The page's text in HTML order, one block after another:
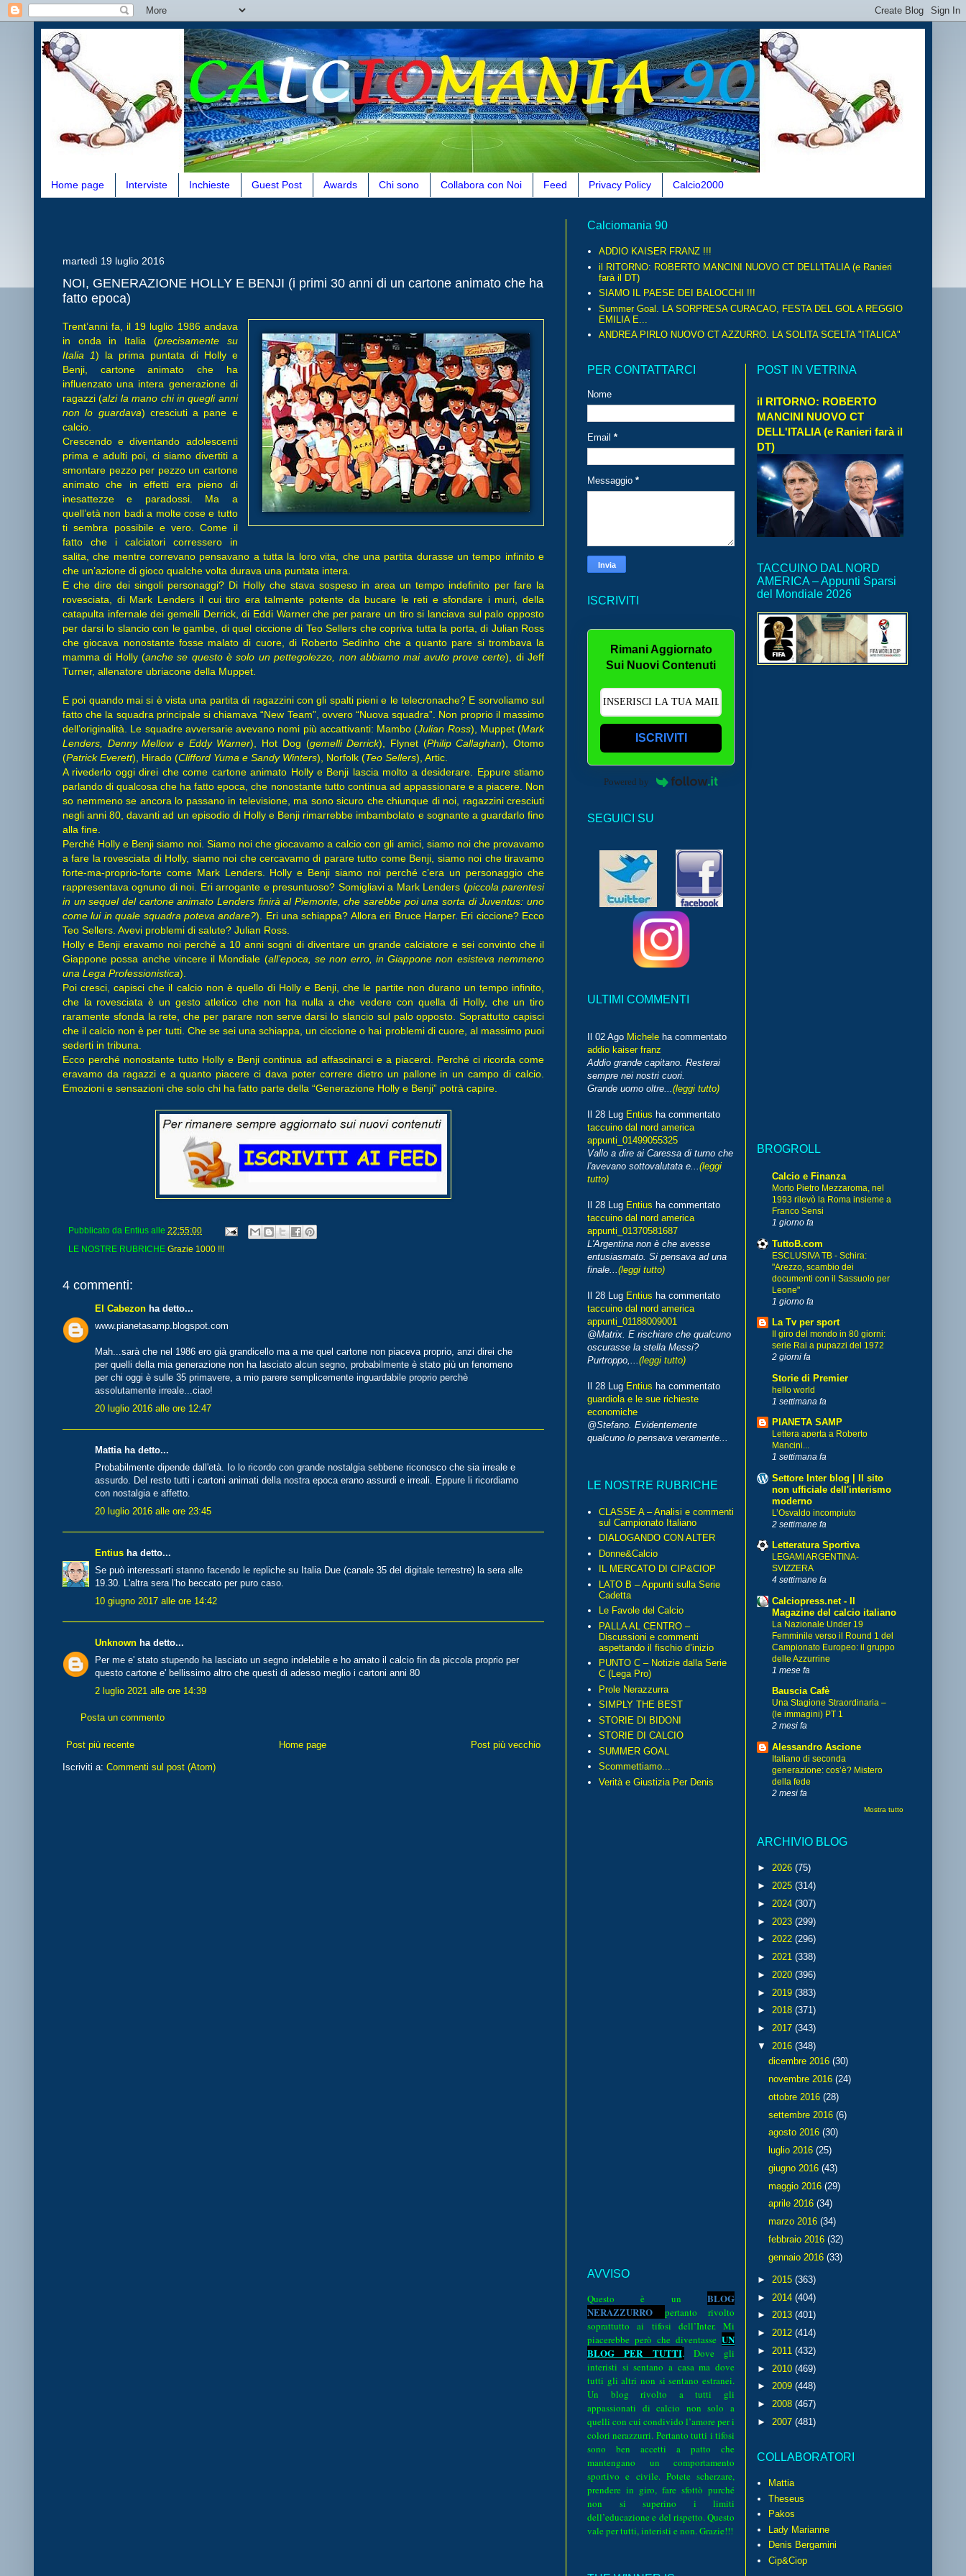
Home page Interviste Inchieste Guest Post Awards Chi sono Collabora con Noi Feed Privacy Policy Calcio2000
martedì 19 luglio 2016
NOI, GENERAZIONE HOLLY E BENJI (i primi 30 anni di un cartone animato che ha
fatto epoca)
Trent’anni fa, il 19 luglio 1986 andava
in onda in Italia (precisamente su
Italia 1) la prima puntata di Holly e
Benji, cartone animato che ha
influenzato una intera generazione di
ragazzi (alzi la mano chi in quegli anni
non lo guardava) cresciuti a pane e
calcio.
Crescendo e diventando adolescenti
prima e adulti poi, ci siamo divertiti a
smontare pezzo per pezzo un cartone
animato che in effetti era pieno di
inesattezze e paradossi. Ma a
quell’età non badi a molte cose e tutto
ti sembra possibile e vero. Come il
fatto che i calciatori corressero in
salita, che mentre correvano pensavano a tutta la loro vita, che una partita durasse un tempo infinito e
che un’azione di gioco qualche volta durava una puntata intera.
E che dire dei singoli personaggi? Di Holly che stava sospeso in area un tempo indefinito per fare la
rovesciata, di Mark Lenders il cui tiro era talmente potente da bucare le reti e sfondare i muri, della
catapulta infernale dei gemelli Derrick, di Eddi Warner che per parare un tiro si lanciava sul palo opposto
per darsi lo slancio con le gambe, di quel ciccione di Teo Sellers che copriva tutta la porta, di Julian Ross
che giocava nonostante fosse malato di cuore, di Roberto Sedinho che a quanto pare si trombava la
mamma di Holly (anche se questo è solo un pettegolezzo, non abbiamo mai avuto prove certe), di Jeff
Turner, allenatore ubriacone della Muppet.
E poi quando mai si è vista una partita di ragazzini con gli spalti pieni e le telecronache? E sorvoliamo sul
fatto che la squadra principale si chiamava “New Team”, ovvero “Nuova squadra”. Non proprio il massimo
dell’originalità. Le squadre avversarie avevano nomi più accattivanti: Mambo (Julian Ross), Muppet (Mark
Lenders, Denny Mellow e Eddy Warner), Hot Dog (gemelli Derrick), Flynet (Philip Callaghan), Otomo
(Patrick Everett), Hirado (Clifford Yuma e Sandy Winters), Norfolk (Teo Sellers), Artic.
A rivederlo oggi direi che come cartone animato Holly e Benji lascia molto a desiderare. Eppure stiamo
parlando di qualcosa che ha fatto epoca, che nonostante tutto continua ad appassionare e a piacere. Non
so nemmeno se ancora lo passano in televisione, ma sono sicuro che chiunque di noi, ragazzini cresciuti
negli anni 80, davanti ad un episodio di Holly e Benji rimarrebbe imbambolato e sognante a guardarlo fino
alla fine.
Perché Holly e Benji siamo noi. Siamo noi che giocavamo a calcio con gli amici, siamo noi che provavamo
a fare la rovesciata di Holly, siamo noi che cercavamo di parare tutto come Benji, siamo noi che tiravamo
forte-ma-proprio-forte come Mark Lenders. Holly e Benji siamo noi perché c’era un personaggio che
rappresentava ognuno di noi. Eri arrogante e presuntuoso? Somigliavi a Mark Lenders (piccola parentesi
in un sequel del cartone animato Lenders finirà al Piemonte, che sarebbe poi una sorta di Juventus: uno
come lui in quale squadra poteva andare?). Eri una schiappa? Allora eri Bruce Harper. Eri ciccione? Ecco
Teo Sellers. Avevi problemi di salute? Julian Ross.
Holly e Benji eravamo noi perché a 10 anni sogni di diventare un grande calciatore e sei convinto che il
Giappone possa anche vincere il Mondiale (all’epoca, se non erro, in Giappone non esisteva nemmeno
una Lega Professionistica).
Poi cresci, capisci che il calcio non è quello di Holly e Benji, che le partite non durano un tempo infinito,
che la rovesciata è un gesto atletico che non ha nulla a che vedere con quella di Holly, che un tiro
raramente sfonda la rete, che per parare non serve darsi lo slancio sul palo opposto. Soprattutto capisci
che il calcio non è per tutti. Che se sei una schiappa, un ciccione o hai problemi di cuore, al massimo puoi
sederti in tribuna.
Ecco perché nonostante tutto Holly e Benji continua ad affascinarci e a piacerci. Perché ci ricorda come
eravamo da ragazzi e a quanto piacere ci dava poter correre dietro un pallone in un campo di calcio.
Emozioni e sensazioni che solo chi ha fatto parte della “Generazione Holly e Benji” potrà capire.
Pubblicato da Entius alle 22:55:00
LE NOSTRE RUBRICHE Grazie 1000 !!!
4 commenti:
El Cabezon ha detto...
www.pianetasamp.blogspot.com
Mah...sarà che nel 1986 ero già grandicello ma a me quel cartone non piaceva proprio, anzi direi che
per quelli della mia generazione non ha lasciato alcun segno, probabilmente è stato più un fenomeno
per chi oggi è sulle 35 primavere, a mio parere semplicemente inguardabile proprio perchè
assolutamente irreale...ciao!
20 luglio 2016 alle ore 12:47
Mattia ha detto...
Probabilmente dipende dall'età. Io lo ricordo con grande nostalgia sebbene riconosco che sia irreale e
assurdo. Del resto tutti i cartoni animati della nostra epoca erano assurdi e irreali. Eppure li ricordiamo
con nostalgia e affetto.
20 luglio 2016 alle ore 23:45
Entius ha detto...
Se può interessarti stanno facendo le repliche su Italia Due (canale 35 del digitale terrestre) la sera alle
19.30. L'altra sera l'ho beccato per puro caso.
10 giugno 2017 alle ore 14:42
Unknown ha detto...
Per me e' stato stupendo ha lasciato un segno indelebile e ho amato il calcio fin da piccola proprio per
questo cartone e' bellissimo altro che questi di adesso meglio i cartoni anni 80
2 luglio 2021 alle ore 14:39
Posta un commento
Post più recente Post più vecchio
Home page
Iscriviti a: Commenti sul post (Atom)
Calciomania 90
ADDIO KAISER FRANZ !!!
il RITORNO: ROBERTO MANCINI NUOVO CT DELL'ITALIA (e Ranieri
farà il DT)
SIAMO IL PAESE DEI BALOCCHI !!!
Summer Goal. LA SORPRESA CURACAO, FESTA DEL GOL A REGGIO
EMILIA E...
ANDREA PIRLO NUOVO CT AZZURRO. LA SOLITA SCELTA "ITALICA"
PER CONTATTARCI
Nome
Email *
Messaggio *
ISCRIVITI
Rimani Aggiornato
Sui Nuovi Contenuti
ISCRIVITI
Powered by
SEGUICI SU
ULTIMI COMMENTI
Il 02 Ago Michele ha commentato
addio kaiser franz
Addio grande capitano. Resterai
sempre nei nostri cuori.
Grande uomo oltre...(leggi tutto)
Il 28 Lug Entius ha commentato
taccuino dal nord america
appunti_01499055325
Vallo a dire ai Caressa di turno che
l'avevano sottovalutata e...(leggi
tutto)
Il 28 Lug Entius ha commentato
taccuino dal nord america
appunti_01370581687
L'Argentina non è che avesse
entusiasmato. Si pensava ad una
finale...(leggi tutto)
Il 28 Lug Entius ha commentato
taccuino dal nord america
appunti_01188009001
@Matrix. E rischiare che qualcuno
oscurasse la stella Messi?
Purtroppo,...(leggi tutto)
Il 28 Lug Entius ha commentato
guardiola e le sue richieste
economiche
@Stefano. Evidentemente
qualcuno lo pensava veramente...
LE NOSTRE RUBRICHE
CLASSE A – Analisi e commenti
sul Campionato Italiano
DIALOGANDO CON ALTER
Donne&Calcio
IL MERCATO DI CIP&CIOP
LATO B – Appunti sulla Serie
Cadetta
Le Favole del Calcio
PALLA AL CENTRO –
Discussioni e commenti
aspettando il fischio d’inizio
PUNTO C – Notizie dalla Serie
C (Lega Pro)
Prole Nerazzurra
SIMPLY THE BEST
STORIE DI BIDONI
STORIE DI CALCIO
SUMMER GOAL
Scommettiamo...
Verità e Giustizia Per Denis
AVVISO
Questo è un BLOG
NERAZZURRO pertanto rivolto
soprattutto ai tifosi dell’Inter. Mi
piacerebbe però che diventasse UN
BLOG PER TUTTI.
Dove gli
interisti si sentano a casa ma dove
tutti gli altri non si sentano estranei.
Un blog rivolto a tutti gli
appassionati di calcio non solo a
quelli con cui condivido l’amore per i
colori nerazzurri. Pertanto tutti i tifosi
sono ben accetti a patto che
mantengano un comportamento
sportivo e civile. Potete scherzare,
prendere in giro, fare sfottò purché
non si superino i limiti
dell’educazione e del rispetto. Questo
vale per tutti, interisti e non. Grazie!!!
POST IN VETRINA
il RITORNO: ROBERTO
MANCINI NUOVO CT
DELL'ITALIA (e Ranieri farà il
DT)
TACCUINO DAL NORD
AMERICA – Appunti Sparsi
del Mondiale 2026
BROGROLL
Calcio e Finanza
Morto Pietro Mezzaroma, nel
1993 rilevò la Roma insieme a
Franco Sensi
1 giorno fa
TuttoB.com
ESCLUSIVA TB - Schira:
"Arezzo, scambio dei
documenti con il Sassuolo per
Leone"
1 giorno fa
La Tv per sport
Il giro del mondo in 80 giorni:
serie Rai a pupazzi del 1972
2 giorni fa
Storie di Premier
hello world
1 settimana fa
PIANETA SAMP
Lettera aperta a Roberto
Mancini...
1 settimana fa
Settore Inter blog | Il sito
non ufficiale dell'interismo
moderno
L’Osvaldo incompiuto
2 settimane fa
Letteratura Sportiva
LEGAMI ARGENTINA-
SVIZZERA
4 settimane fa
Calciopress.net - Il
Magazine del calcio italiano
La Nazionale Under 19
Femminile verso il Round 1 del
Campionato Europeo: il gruppo
delle Azzurrine
1 mese fa
Bauscia Cafè
Una Stagione Straordinaria –
(le immagini) PT 1
2 mesi fa
Alessandro Ascione
Italiano di seconda
generazione: cos’è? Mistero
della fede
2 mesi fa
Mostra tutto
ARCHIVIO BLOG
► 2026 (75)
► 2025 (314)
► 2024 (307)
► 2023 (299)
► 2022 (296)
► 2021 (338)
► 2020 (396)
► 2019 (383)
► 2018 (371)
► 2017 (343)
▼ 2016 (348)
dicembre 2016 (30)
novembre 2016 (24)
ottobre 2016 (28)
settembre 2016 (6)
agosto 2016 (30)
luglio 2016 (25)
giugno 2016 (43)
maggio 2016 (29)
aprile 2016 (34)
marzo 2016 (34)
febbraio 2016 (32)
gennaio 2016 (33)
► 2015 (363)
► 2014 (404)
► 2013 (401)
► 2012 (414)
► 2011 (432)
► 2010 (469)
► 2009 (448)
► 2008 (467)
► 2007 (481)
COLLABORATORI
Mattia
Theseus
Pakos
Lady Marianne
Denis Bergamini
Cip&Ciop